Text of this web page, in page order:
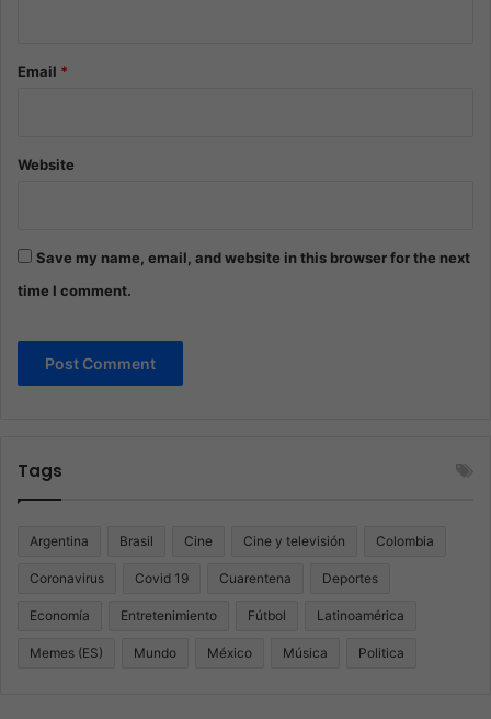
Email *
Website
Save my name, email, and website in this browser for the next
time I comment.
Tags
Argentina Brasil Cine Cine y televisión Colombia
Coronavirus Covid 19 Cuarentena Deportes
Economía Entretenimiento Fútbol Latinoamérica
Memes (ES) Mundo México Música Politica